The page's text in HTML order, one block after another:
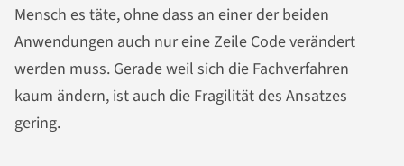
Mensch es täte, ohne dass an einer der beiden
Anwendungen auch nur eine Zeile Code verändert
werden muss. Gerade weil sich die Fachverfahren
kaum ändern, ist auch die Fragilität des Ansatzes
gering.